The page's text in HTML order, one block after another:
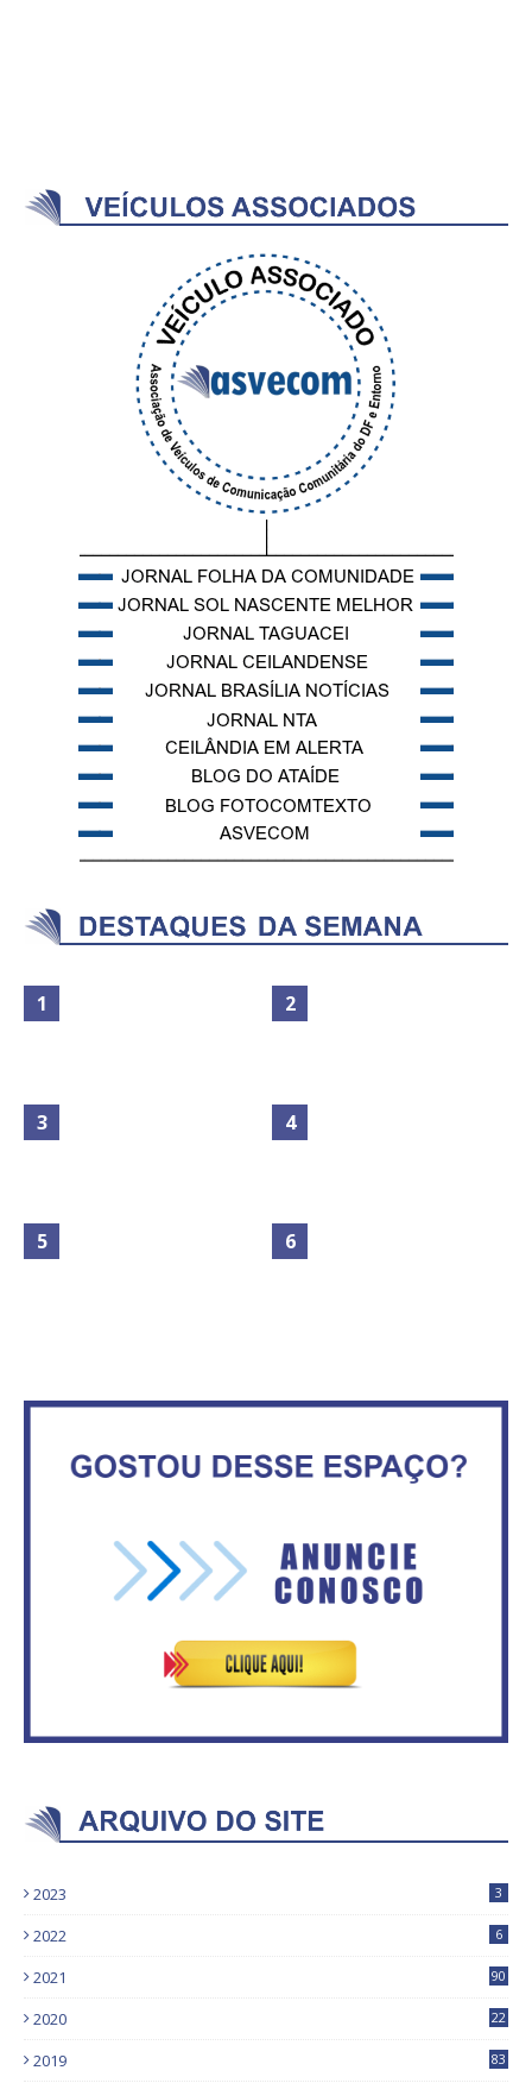
No Brasil do golpe, 61,5 mi de
sustentada por 52 jatos
fazendo o dever de casa, disse
Bolsonaro sobre Previdência
2023 3
2022 6
2021 90
2020
22
2019
83